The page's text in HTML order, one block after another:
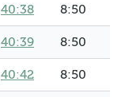
40:38 8:50
40:39 8:50
40:42 8:50